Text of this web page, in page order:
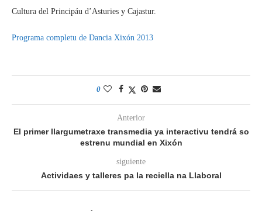
Cultura del Principáu d’Asturies y Cajastur.
Programa completu de Dancia Xixón 2013
0
Anterior
El primer llargumetraxe transmedia ya interactivu tendrá so
estrenu mundial en Xixón
siguiente
Actividaes y talleres pa la reciella na Llaboral